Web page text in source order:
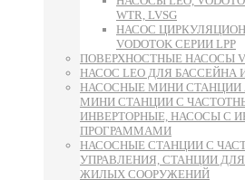
WTR, LVSG
НАСОС
VODOTOK СЕРИИ LPP
ПОВЕРХНОСТНЫЕ НАСОСЫ
НАСОС LEO ДЛЯ БАССЕЙНА
НАСОСНЫЕ МИНИ СТАНЦИИ
МИНИ СТАНЦИИ С
ИНВЕРТОРНЫЕ, НАСОСЫ С
ПРОГРАММАМИ
НАСОСНЫЕ СТАНЦИИ С
УПРАВЛЕНИЯ, СТАНЦИИ
ЖИЛЫХ СООРУЖЕНИЙ